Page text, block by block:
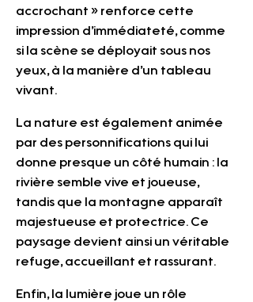
accrochant » renforce cette
impression d’immédiateté, comme
si la scène se déployait sous nos
yeux, à la manière d’un tableau
vivant.
La nature est également animée
par des personnifications qui lui
donne presque un côté humain : la
rivière semble vive et joueuse,
tandis que la montagne apparaît
majestueuse et protectrice. Ce
paysage devient ainsi un véritable
refuge, accueillant et rassurant.
Enfin, la lumière joue un rôle